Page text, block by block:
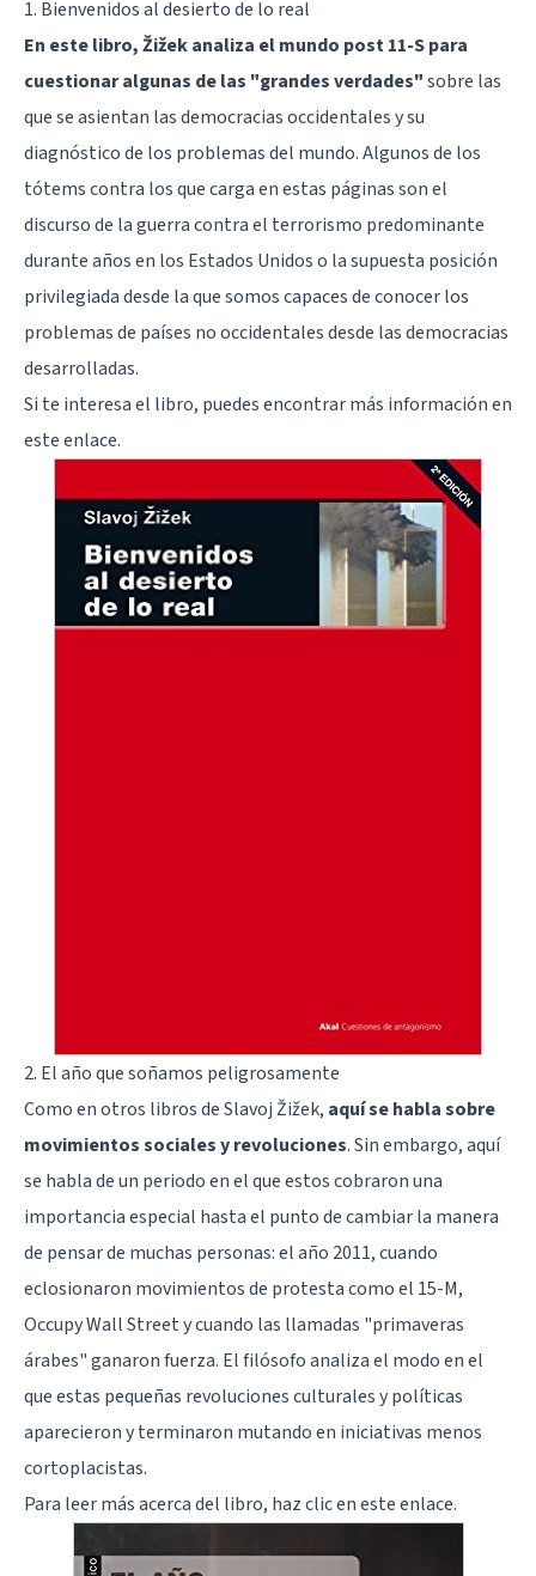
1. Bienvenidos al desierto de lo real
En este libro, Žižek analiza el mundo post 11-S para
cuestionar algunas de las "grandes verdades"sobre las
que se asientan las democracias occidentales y su
diagnóstico de los problemas del mundo. Algunos de los
tótems contra los que carga en estas páginas son el
discurso de la guerra contra el terrorismo predominante
durante años en los Estados Unidos o la supuesta posición
privilegiada desde la que somos capaces de conocer los
problemas de países no occidentales desde las democracias
desarrolladas.
Si te interesa el libro, puedes encontrar más informaciónen
este enlace.
2. El año que soñamos peligrosamente
Como en otros libros de Slavoj Žižek, aquí se habla sobre
movimientos sociales y revoluciones. Sin embargo, aquí
se habla de un periodo en el que estos cobraron una
importancia especial hasta el punto de cambiar la manera
de pensar de muchas personas: el año 2011, cuando
eclosionaron movimientos de protesta como el 15-M,
Occupy Wall Street y cuando las llamadas "primaveras
árabes" ganaron fuerza. El filósofo analiza el modo en el
que estas pequeñas revoluciones culturales y políticas
aparecieron y terminaron mutando en iniciativas menos
cortoplacistas.
Para leer más acerca del libro, haz clic en este enlace.